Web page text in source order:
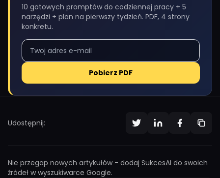
10 gotowych promptów do codziennej pracy + 5
narzędzi + plan na pierwszy tydzień. PDF, 4 strony
konkretu.
Pobierz PDF
Udostępnij:
Nie przegap nowych artykułów - dodaj SukcesAI do swoich
źródeł w wyszukiwarce Google.